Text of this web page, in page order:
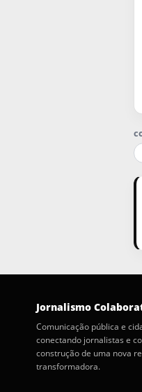
Jornalismo
Comunicação pública e
conectando jornalistas e
construção de uma nova
transformadora.